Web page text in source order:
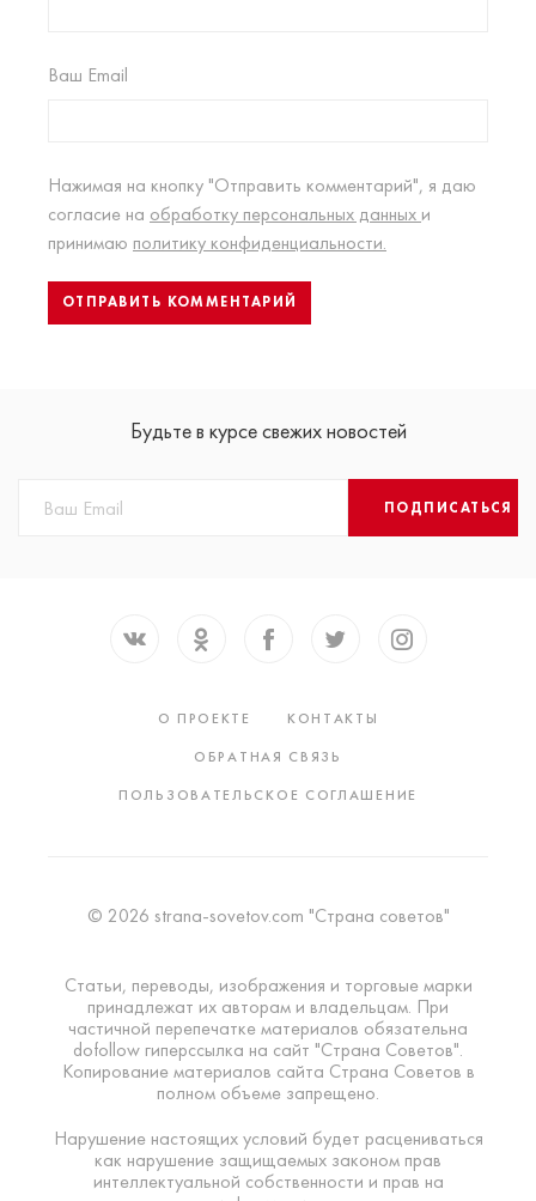
Ваш Email
Нажимая на кнопку "Отправить комментарий", я даю
согласие на обработку персональных данных и
принимаю политику конфиденциальности.
Будьте в курсе свежих новостей
ПОДПИСАТЬСЯ
О ПРОЕКТЕ
КОНТАКТЫ
ОБРАТНАЯ СВЯЗЬ
ПОЛЬЗОВАТЕЛЬСКОЕ СОГЛАШЕНИЕ
© 2026 strana-sovetov.com "Страна советов"
Статьи, переводы, изображения и торговые марки
принадлежат их авторам и владельцам. При
частичной перепечатке материалов обязательна
dofollow гиперссылка на сайт "Страна Советов".
Копирование материалов сайта Страна Советов в
полном объеме запрещено.
Нарушение настоящих условий будет расцениваться
как нарушение защищаемых законом прав
интеллектуальной собственности и прав на